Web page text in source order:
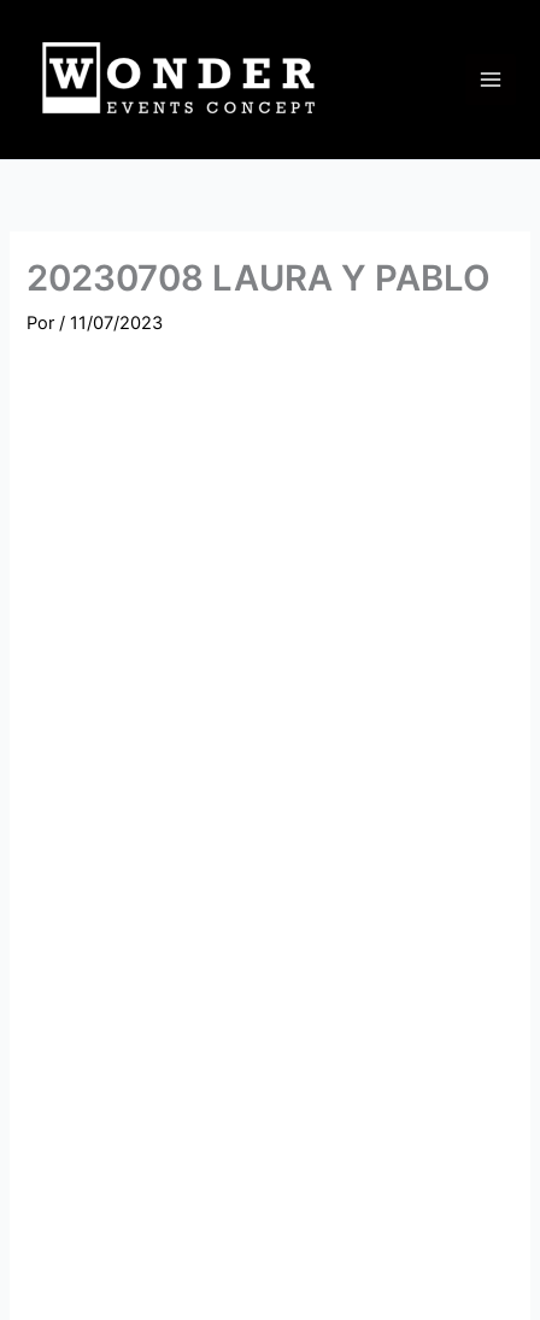
contenido
20230708 LAURA Y PABLO
Por/11/07/2023